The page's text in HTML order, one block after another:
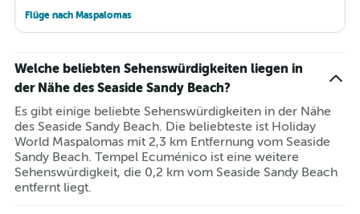
Flüge nach Maspalomas
Welche beliebten Sehenswürdigkeiten liegen in
der Nähe des Seaside Sandy Beach?
Es gibt einige beliebte Sehenswürdigkeiten in der Nähe
des Seaside Sandy Beach. Die beliebteste ist Holiday
World Maspalomas mit 2,3 km Entfernung vom Seaside
Sandy Beach. Tempel Ecuménico ist eine weitere
Sehenswürdigkeit, die 0,2 km vom Seaside Sandy Beach
entfernt liegt.